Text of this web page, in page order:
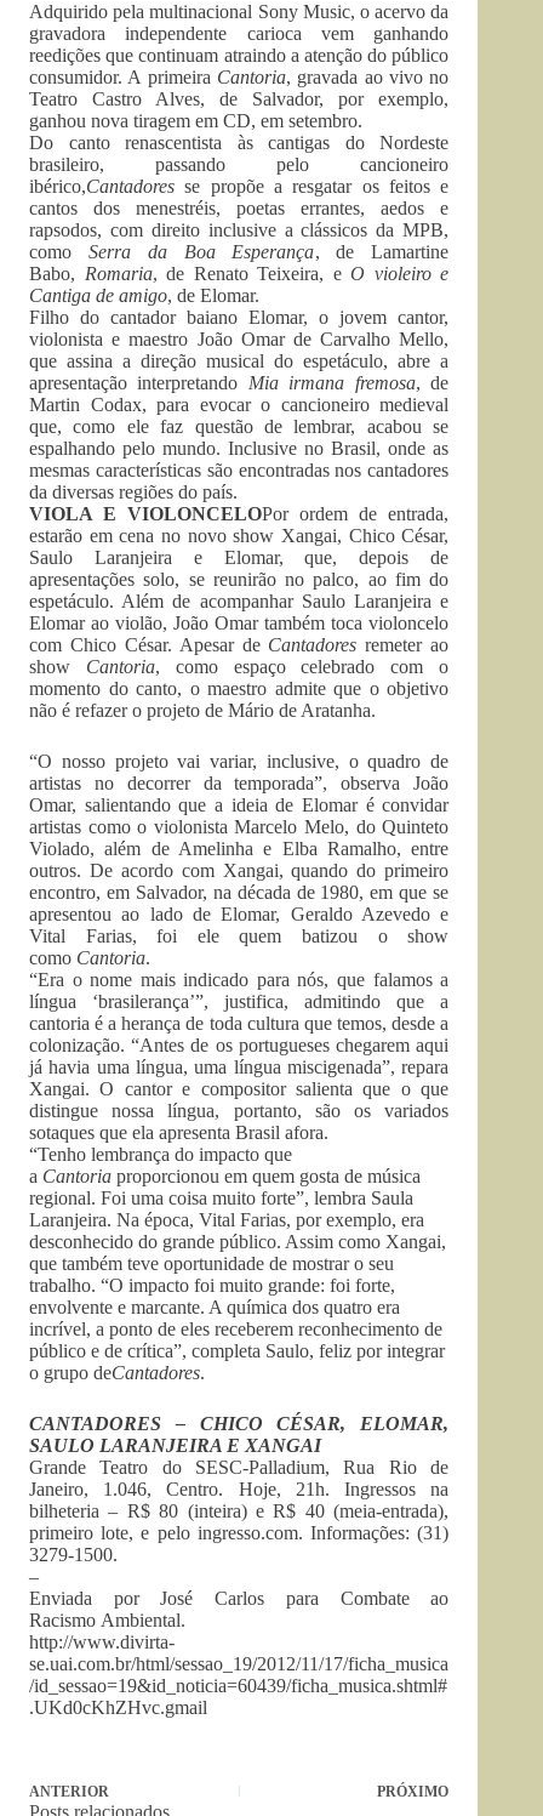
Adquirido pela multinacional Sony Music, o acervo da
gravadora independente carioca vem ganhando
reedições que continuam atraindo a atenção do público
consumidor. A primeira Cantoria, gravada ao vivo no
Teatro Castro Alves, de Salvador, por exemplo,
ganhou nova tiragem em CD, em setembro.
Do canto renascentista às cantigas do Nordeste
brasileiro, passando pelo cancioneiro
ibérico,Cantadores se propõe a resgatar os feitos e
cantos dos menestréis, poetas errantes, aedos e
rapsodos, com direito inclusive a clássicos da MPB,
como Serra da Boa Esperança, de Lamartine
Babo, Romaria, de Renato Teixeira, eO violeiro e
Cantiga de amigo, de Elomar.
Filho do cantador baiano Elomar, o jovem cantor,
violonista e maestro João Omar de Carvalho Mello,
que assina a direção musical do espetáculo, abre a
apresentação interpretando Mia irmana fremosa, de
Martin Codax, para evocar o cancioneiro medieval
que, como ele faz questão de lembrar, acabou se
espalhando pelo mundo. Inclusive no Brasil, onde as
mesmas características são encontradas nos cantadores
da diversas regiões do país.
VIOLA E VIOLONCELOPor ordem de entrada,
estarão em cena no novo show Xangai, Chico César,
Saulo Laranjeira e Elomar, que, depois de
apresentações solo, se reunirão no palco, ao fim do
espetáculo. Além de acompanhar Saulo Laranjeira e
Elomar ao violão, João Omar também toca violoncelo
com Chico César. Apesar de Cantadores remeter ao
show Cantoria, como espaço celebrado com o
momento do canto, o maestro admite que o objetivo
não é refazer o projeto de Mário de Aratanha.
“O nosso projeto vai variar, inclusive, o quadro de
artistas no decorrer da temporada”, observa João
Omar, salientando que a ideia de Elomar é convidar
artistas como o violonista Marcelo Melo, do Quinteto
Violado, além de Amelinha e Elba Ramalho, entre
outros. De acordo com Xangai, quando do primeiro
encontro, em Salvador, na década de 1980, em que se
apresentou ao lado de Elomar, Geraldo Azevedo e
Vital Farias, foi ele quem batizou o show
como Cantoria.
“Era o nome mais indicado para nós, que falamos a
língua ‘brasilerança’”, justifica, admitindo que a
cantoria é a herança de toda cultura que temos, desde a
colonização. “Antes de os portugueses chegarem aqui
já havia uma língua, uma língua miscigenada”, repara
Xangai. O cantor e compositor salienta que o que
distingue nossa língua, portanto, são os variados
sotaques que ela apresenta Brasil afora.
“Tenho lembrança do impacto que
a Cantoria proporcionou em quem gosta de música
regional. Foi uma coisa muito forte”, lembra Saula
Laranjeira. Na época, Vital Farias, por exemplo, era
desconhecido do grande público. Assim como Xangai,
que também teve oportunidade de mostrar o seu
trabalho. “O impacto foi muito grande: foi forte,
envolvente e marcante. A química dos quatro era
incrível, a ponto de eles receberem reconhecimento de
público e de crítica”, completa Saulo, feliz por integrar
o grupo deCantadores.
CANTADORES – CHICO CÉSAR, ELOMAR,
SAULO LARANJEIRA E XANGAI
Grande Teatro do SESC-Palladium, Rua Rio de
Janeiro, 1.046, Centro. Hoje, 21h. Ingressos na
bilheteria – R$ 80 (inteira) e R$ 40 (meia-entrada),
primeiro lote, e pelo ingresso.com. Informações: (31)
3279-1500.
–
Enviada por José Carlos para Combate ao
Racismo Ambiental.
http://www.divirta-
se.uai.com.br/html/sessao_19/2012/11/17/ficha_musica
/id_sessao=19&id_noticia=60439/ficha_musica.shtml#
.UKd0cKhZHvc.gmail
ANTERIOR PRÓXIMO